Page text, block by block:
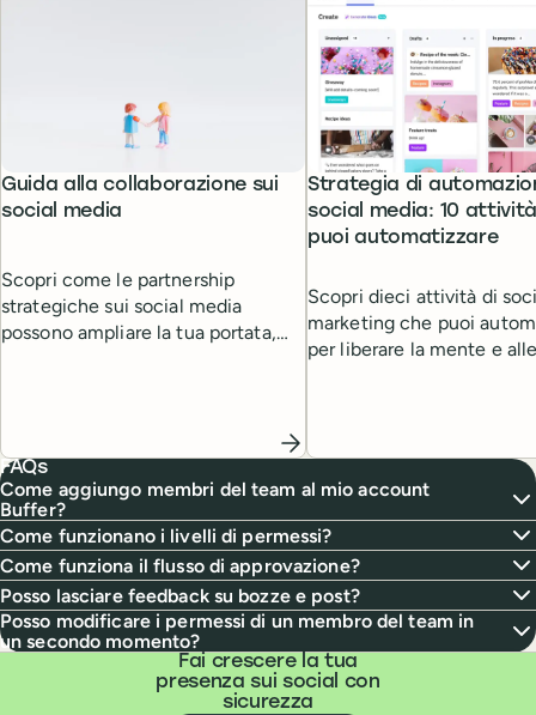
Guida alla collaborazione sui
social media
Scopri come le partnership
strategiche sui social media
possono ampliare la tua portata,
Strategia di
social media: 10
puoi automatizzare
Scopri dieci attività di
marketing che puoi
per liberare la mente e
FAQs
Come aggiungo membri del team al mio account
Buffer?
Come funzionano i livelli di permessi?
Come funziona il flusso di approvazione?
Posso lasciare feedback su bozze e post?
Posso modificare i permessi di un membro del team in
un secondo momento?
Fai crescere la tua
presenza sui social con
sicurezza